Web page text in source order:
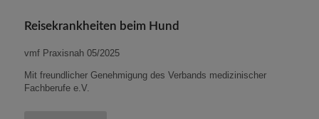
Reisekrankheiten beim Hund
vmf Praxisnah 05/2025
Mit freundlicher Genehmigung des Verbands medizinischer
Fachberufe e.V.